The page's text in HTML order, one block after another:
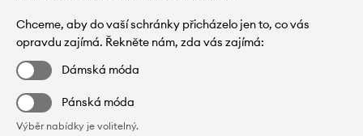
Chceme, aby do vaší schránky přicházelo jen to, co vás
opravdu zajímá. Řekněte nám, zda vás zajímá:
Dámská móda
Pánská móda
Výběr nabídky je volitelný.